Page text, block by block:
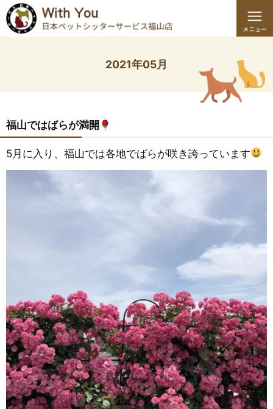
2021年05月
福山ではばらが満開
5月に入り、福山では各地でばらが咲き誇っています